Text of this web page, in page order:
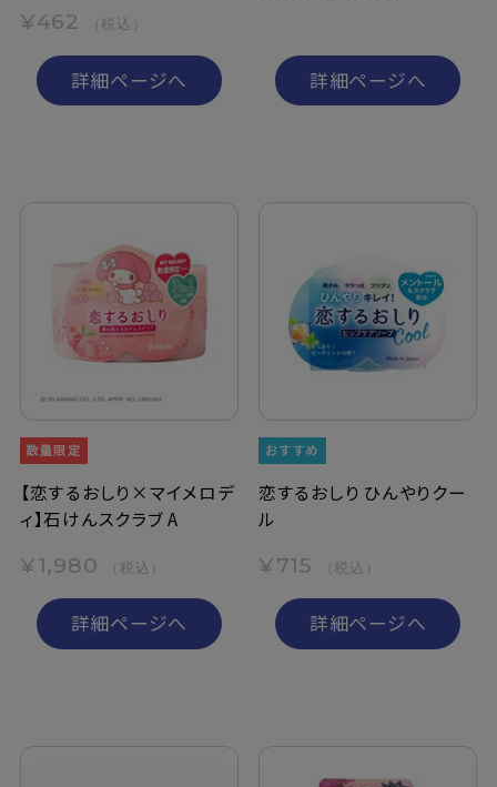
¥462 （税込）
詳細ページへ 詳細ページへ
【恋するおしり×マイメロデ
ィ】石けんスクラブ A
¥1,980 （税込）
詳細ページへ
恋するおしり ひんやりクー
ル
¥715 （税込）
詳細ページへ